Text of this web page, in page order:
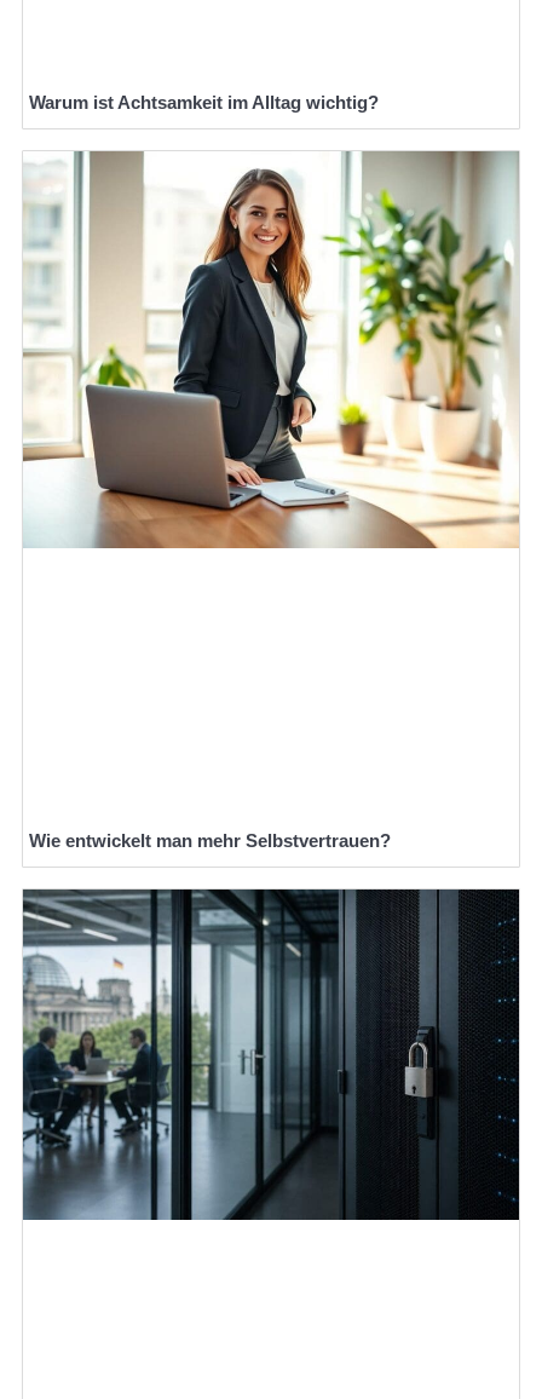
Warum ist Achtsamkeit im Alltag wichtig?
Wie entwickelt man mehr Selbstvertrauen?